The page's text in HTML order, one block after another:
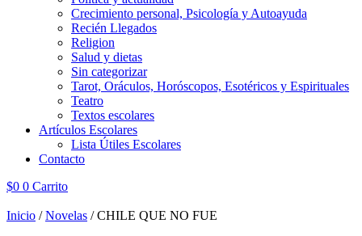
Crecimiento personal, Psicología y Autoayuda
Recién Llegados
Religion
Salud y dietas
Sin categorizar
Tarot, Oráculos, Horóscopos, Esotéricos y Espirituales
Teatro
Textos escolares
Artículos Escolares
Lista Útiles Escolares
Contacto
$0 0 Carrito
Inicio /Novelas / CHILE QUE NO FUE